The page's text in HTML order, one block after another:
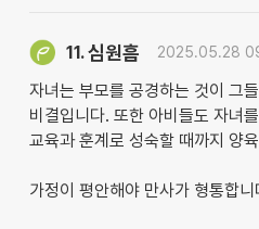
11.심원흠 2025.05.28
자녀는 부모를 공경하는 것이 그
비결입니다. 또한 아비들도 자녀
교육과 훈계로 성숙할 때까지 양
가정이 평안해야 만사가 형통합니